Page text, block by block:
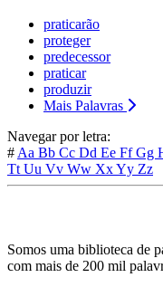
praticarão
proteger
predecessor
praticar
produzir
Mais Palavras
Navegar por letra:
# Aa Bb Cc Dd Ee FfGg
Tt Uu Vv Ww XxYy Zz
Somos uma biblioteca de
com mais de 200 mil